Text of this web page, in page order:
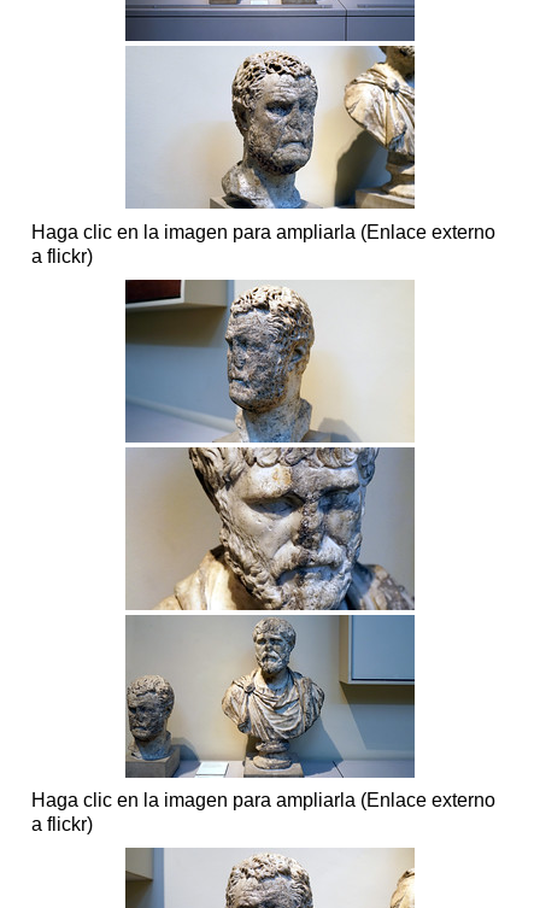
Haga clic en la imagen para ampliarla (Enlace externo
a flickr)
Haga clic en la imagen para ampliarla (Enlace externo
a flickr)